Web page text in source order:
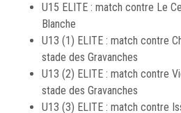
U15 ELITE : match contre Le
Blanche
U13 (1) ELITE : match contre
stade des Gravanches
U13 (2) ELITE : match contre
stade des Gravanches
U13 (3) ELITE : match contre